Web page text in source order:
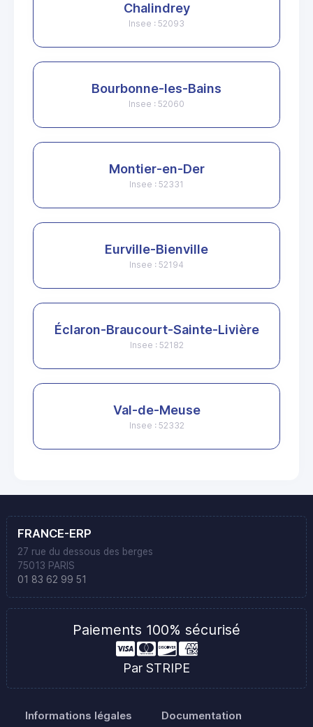
Chalindrey
Insee : 52093
Bourbonne-les-Bains
Insee : 52060
Montier-en-Der
Insee : 52331
Eurville-Bienville
Insee : 52194
Éclaron-Braucourt-Sainte-Livière
Insee : 52182
Val-de-Meuse
Insee : 52332
FRANCE-ERP
27 rue du dessous des berges
75013 PARIS
01 83 62 99 51
Paiements 100% sécurisé
Par STRIPE
Informations légales Documentation